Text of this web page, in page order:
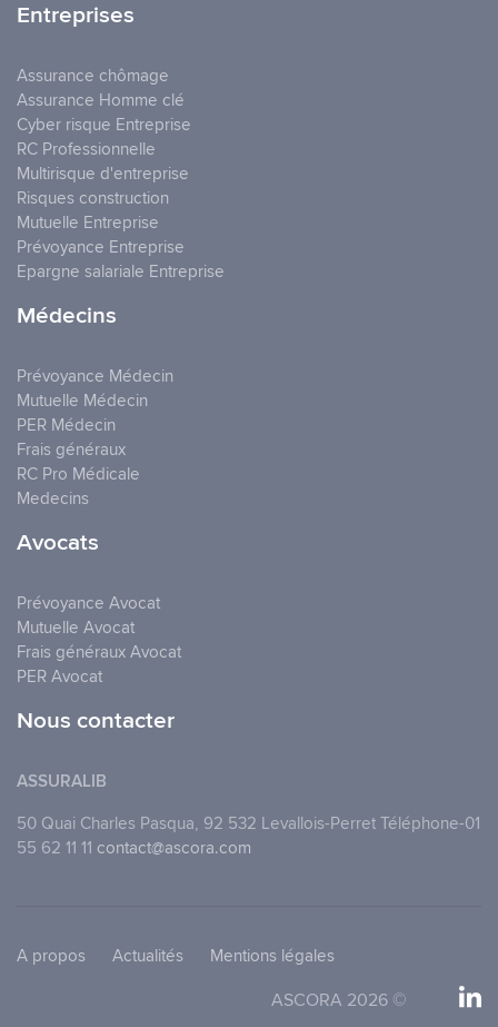
Entreprises
Assurance chômage
Assurance Homme clé
Cyber risque Entreprise
RC Professionnelle
Multirisque d'entreprise
Risques construction
Mutuelle Entreprise
Prévoyance Entreprise
Epargne salariale Entreprise
Médecins
Prévoyance Médecin
Mutuelle Médecin
PER Médecin
Frais généraux
RC Pro Médicale
Medecins
Avocats
Prévoyance Avocat
Mutuelle Avocat
Frais généraux Avocat
PER Avocat
Nous contacter
ASSURALIB
50 Quai Charles Pasqua, 92 532 Levallois-Perret Téléphone-01
55 62 11 11 contact@ascora.com
A propos Actualités Mentions légales
ASCORA 2026 ©